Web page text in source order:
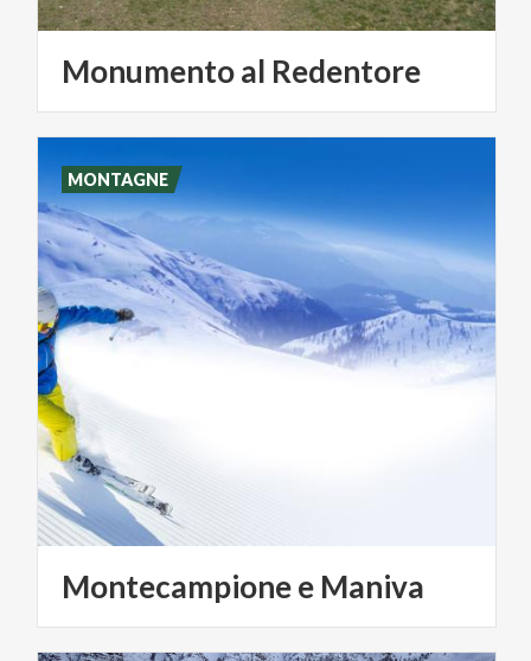
Monumentoal Redentore
Montecampionee Maniva
MONTAGNE